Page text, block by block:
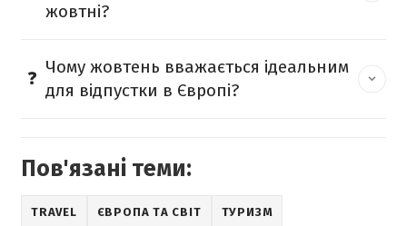
жовтні?
Чому жовтень вважається ідеальним
для відпустки в Європі?
Пов'язані теми:
TRAVEL ЄВРОПА ТА СВІТ ТУРИЗМ